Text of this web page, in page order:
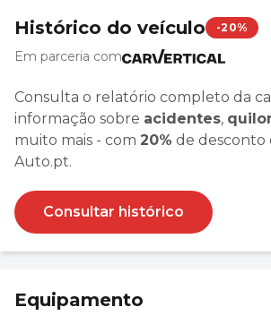
Histórico do veículo -20%
Em parceria com
Consulta o relatório completo da
informação sobre acidentes,
muito mais - com 20% de desconto
Auto.pt.
Consultar histórico
Equipamento